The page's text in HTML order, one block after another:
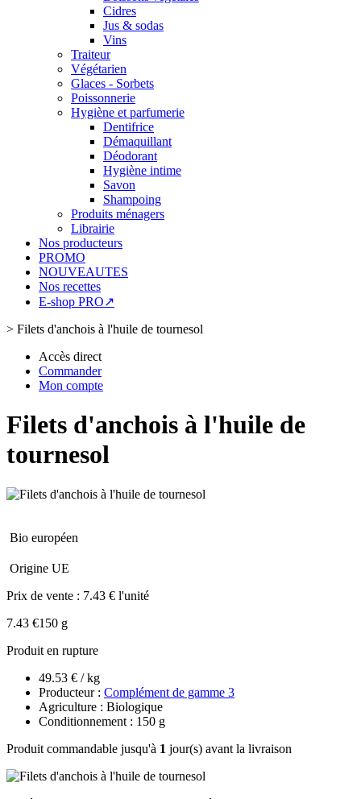
Cidres
Jus & sodas
Vins
Traiteur
Végétarien
Glaces - Sorbets
Poissonnerie
Hygiène et parfumerie
Dentifrice
Démaquillant
Déodorant
Hygiène intime
Savon
Shampoing
Produits ménagers
Librairie
Nos producteurs
PROMO
NOUVEAUTES
Nos recettes
E-shop PRO↗
> Filets d'anchois à l'huile de tournesol
Accès direct
Commander
Mon compte
Filets d'anchois à l'huile de
tournesol
Bio européen
Origine UE
Prix de vente : 7.43 € l'unité
7.43 €150 g
Produit en rupture
49.53 € / kg
Producteur : Complément de gamme 3
Agriculture : Biologique
Conditionnement : 150 g
Produit commandable jusqu'à 1 jour(s) avant la livraison